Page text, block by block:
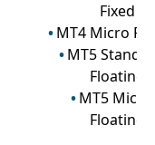
Fixed
MT4 Micro
MT5
Floating
MT5 Micro
Floating